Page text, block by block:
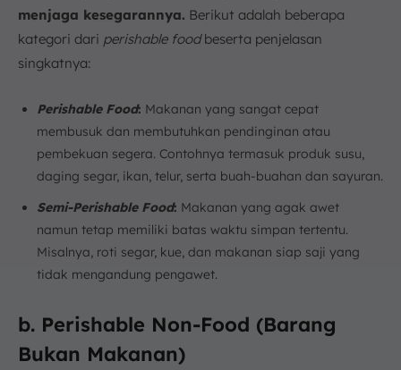
menjaga kesegarannya. Berikut adalah beberapa
kategori dari perishable foodbeserta penjelasan
singkatnya:
Perishable Food: Makanan yang sangat cepat
membusuk dan membutuhkan pendinginan atau
pembekuan segera. Contohnya termasuk produk susu,
daging segar, ikan, telur, serta buah-buahan dan sayuran.
Semi-Perishable Food: Makanan yang agak awet
namun tetap memiliki batas waktu simpan tertentu.
Misalnya, roti segar, kue, dan makanan siap saji yang
tidak mengandung pengawet.
b. Perishable Non-Food (Barang
Bukan Makanan)